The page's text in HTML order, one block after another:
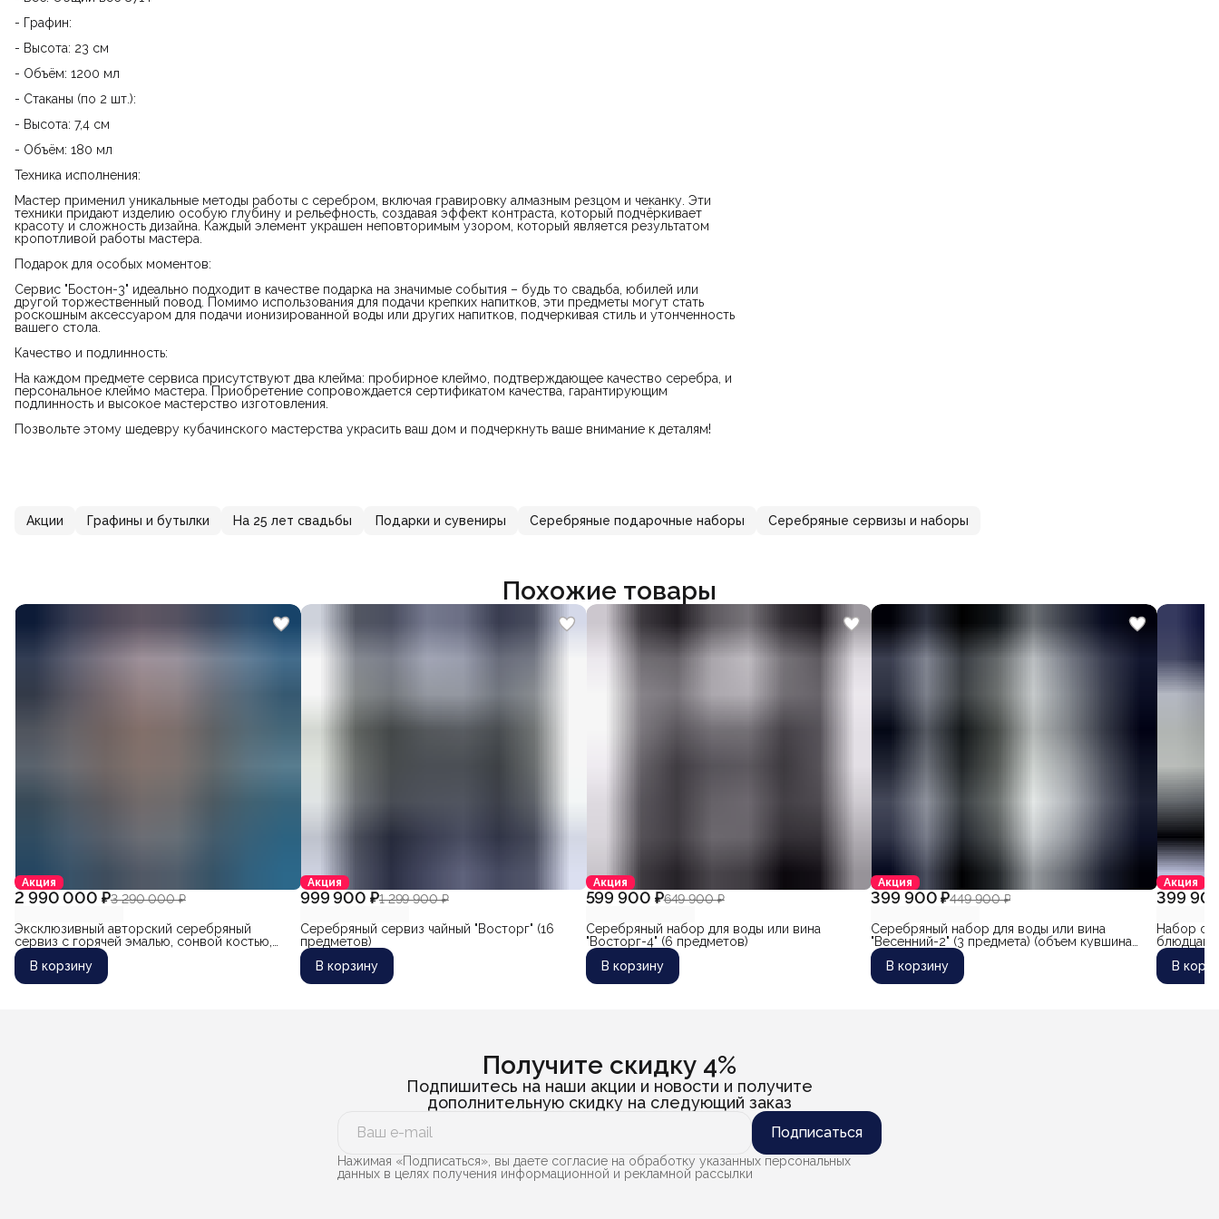
- Графин:
- Высота: 23 см
- Объём: 1200 мл
- Стаканы (по 2 шт.):
- Высота: 7,4 см
- Объём: 180 мл
Техника исполнения:
Мастер применил уникальные методы работы с серебром, включая гравировку алмазным резцом и чеканку. Эти
техники придают изделию особую глубину и рельефность, создавая эффект контраста, который подчёркивает
красоту и сложность дизайна. Каждый элемент украшен неповторимым узором, который является результатом
кропотливой работы мастера.
Подарок для особых моментов:
Сервис "Бостон-3" идеально подходит в качестве подарка на значимые события – будь то свадьба, юбилей или
другой торжественный повод. Помимо использования для подачи крепких напитков, эти предметы могут стать
роскошным аксессуаром для подачи ионизированной воды или других напитков, подчеркивая стиль и утонченность
вашего стола.
Качество и подлинность:
На каждом предмете сервиса присутствуют два клейма: пробирное клеймо, подтверждающее качество серебра, и
персональное клеймо мастера. Приобретение сопровождается сертификатом качества, гарантирующим
подлинность и высокое мастерство изготовления.
Позвольте этому шедевру кубачинского мастерства украсить ваш дом и подчеркнуть ваше внимание к деталям!
Акции Графины и бутылки На 25 лет свадьбы Подарки и сувениры Серебряные подарочные наборы Серебряные сервизы и наборы
Похожие товары
Акция
2 990 000 ₽3 290 000 ₽
Эксклюзивный авторский серебряный
сервиз с горячей эмалью, сонвой костью,
деревом и позолотой "Легенда"
В корзину
Акция
999 900 ₽1 299 900 ₽
Серебряный сервиз чайный "Восторг" (16
предметов)
В корзину
Акция
599 900 ₽649 900 ₽
Серебряный набор для воды или вина
"Восторг-4" (6 предметов)
В корзину
Акция
399 900 ₽449 900 ₽
Серебряный набор для воды или вина
"Весенний-2" (3 предмета) (объем кувшина
2700 мл)
В корзину
Акция
399
Набор
блюдцами
(объем 1
В
Получите скидку 4%
Подпишитесь на наши акции и новости и получите
дополнительную скидку на следующий заказ
Подписаться
Нажимая «Подписаться», вы даете согласие на обработку указанных персональных
данных в целях получения информационной и рекламной рассылки